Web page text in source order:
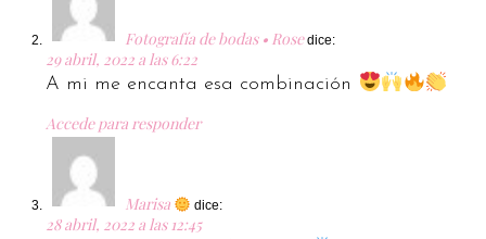
Fotografía de bodas • Rose dice:
29 abril, 2022 a las 6:22
A mi me encanta esa combinación
Accede para responder
Marisa dice:
28 abril, 2022 a las 12:45